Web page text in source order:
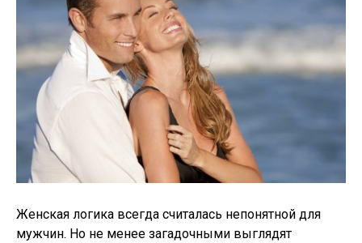
Женская логика всегда считалась непонятной для
мужчин. Но не менее загадочными выглядят